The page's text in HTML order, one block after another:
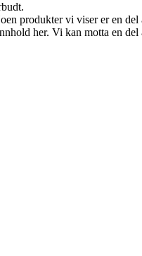
produkter vi viser er en
her. Vi kan motta en